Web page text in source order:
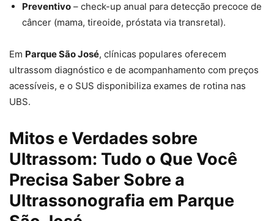
Preventivo – check-up anual para detecção precoce de
câncer (mama, tireoide, próstata via transretal).
Em Parque São José, clínicas populares oferecem
ultrassom diagnóstico e de acompanhamento com preços
acessíveis, e o SUS disponibiliza exames de rotina nas
UBS.
Mitos e Verdades sobre
Ultrassom: Tudo o Que Você
Precisa Saber Sobre a
Ultrassonografia em Parque